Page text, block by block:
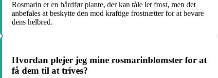
Rosmarin er en hårdfør plante, der kan tåle let frost, men det
anbefales at beskytte den mod kraftige frostnætter for at bevare
dens helbred.
Hvordan plejer jeg mine rosmarinblomster for at
få dem til at trives?